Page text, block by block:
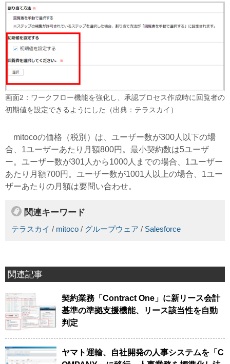
画面2：ワークフロー機能を強化し、承認プロセス作成時に回覧者の
初期値を設定できるようにした（出典：テラスカイ）
mitocoの価格（税別）は、ユーザー数が300人以下の場
合、1ユーザーあたり月額800円。最小契約数は5ユーザ
ー。ユーザー数が301人から1000人までの場合、1ユーザー
あたり月額700円。ユーザー数が1001人以上の場合、1ユー
ザーあたりの月額は要問い合わせ。
関連キーワード
テラスカイ / mitoco / グループウェア / Salesforce
関連記事
契約業務「Contract One」に新リース会計
基準の準拠支援機能、リース該当性を自動
判定
ヤマト運輸、自社開発の人事システムを「C